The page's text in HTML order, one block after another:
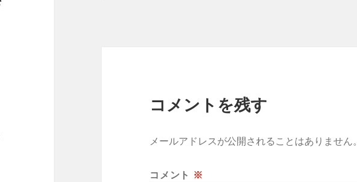
コメントを残す
メールアドレスが公開されることはありません。
コメント ※